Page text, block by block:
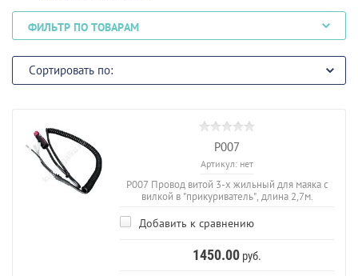
ФИЛЬТР ПО ТОВАРАМ
Сортировать по:
P007
Артикул: нет
P007 Провод витой 3-х жильный для маяка с
вилкой в "прикуриватель", длина 2,7м.
Добавить к сравнению
1450.00 руб.